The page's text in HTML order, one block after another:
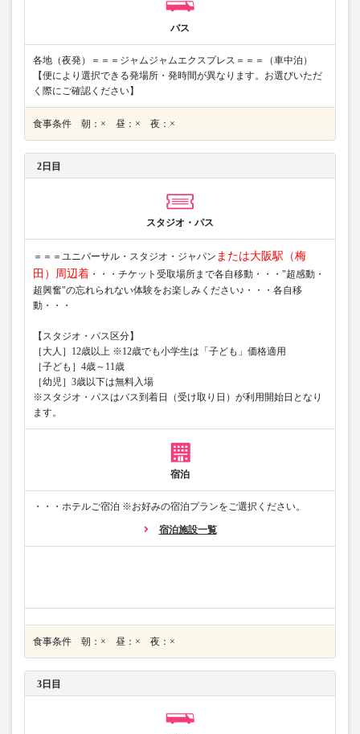
バス
各地（夜発）＝＝＝ジャムジャムエクスプレス＝＝＝（車中泊）
【便により選択できる発場所・発時間が異なります。お選びいただ
く際にご確認ください】
食事条件 朝：× 昼：× 夜：×
2日目
スタジオ・パス
＝＝＝ユニバーサル・スタジオ・ジャパン または大阪駅（梅
田）周辺着 ・・・チケット受取場所まで各自移動・・・"超感動・
超興奮"の忘れられない体験をお楽しみください♪・・・各自移
動・・・
【スタジオ・パス区分】
［大人］12歳以上 ※12歳でも小学生は「子ども」価格適用
［子ども］4歳～11歳
［幼児］3歳以下は無料入場
※スタジオ・パスはバス到着日（受け取り日）が利用開始日となり
ます。
宿泊
・・・ホテルご宿泊 ※お好みの宿泊プランをご選択ください。
宿泊施設一覧
食事条件 朝：× 昼：× 夜：×
3日目